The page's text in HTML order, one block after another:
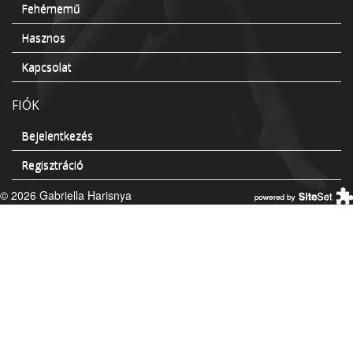
Fehérnemű
Hasznos
Kapcsolat
FIÓK
Bejelentkezés
Regisztráció
© 2026 Gabriella Harisnya